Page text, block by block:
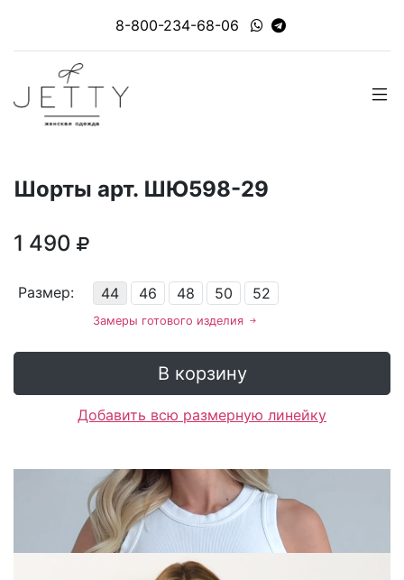
8-800-234-68-06
Шорты арт. ШЮ598-29
1 490
Размер: 44 46 48 50 52
Замеры готового изделия
В корзину
Добавить всю размерную линейку